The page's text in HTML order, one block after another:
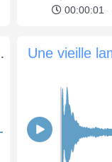
00:00:01
buzzer Une vieille